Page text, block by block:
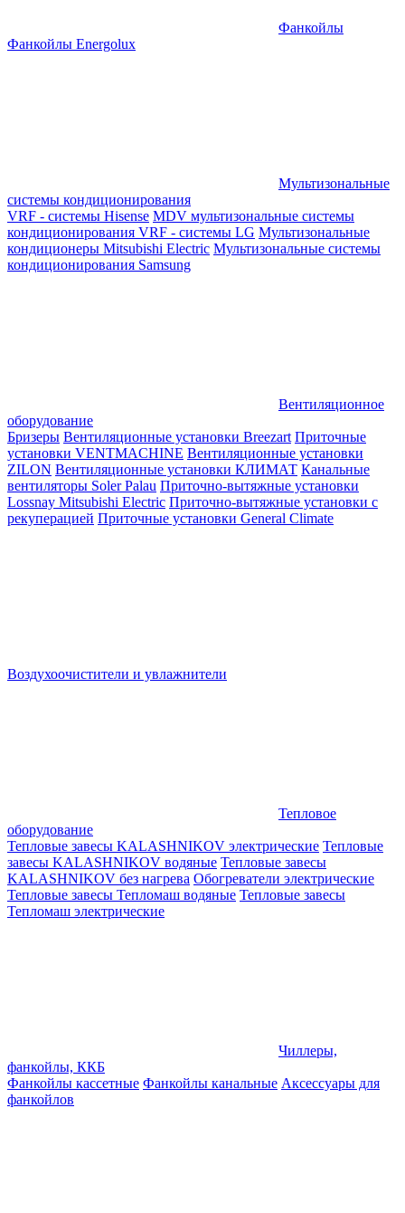
Фанкойлы
Фанкойлы Energolux
Мультизональные
системы кондиционирования
VRF - системы Hisense MDV мультизональные системы
кондиционирования VRF - системы LG Мультизональные
кондиционеры Mitsubishi Electric Мультизональные системы
кондиционирования Samsung
Вентиляционное
оборудование
Бризеры Вентиляционные установки Breezart Приточные
установки VENTMACHINE Вентиляционные установки
ZILON Вентиляционные установки КЛИМАТ Канальные
вентиляторы Soler Palau Приточно-вытяжные установки
Lossnay Mitsubishi Electric Приточно-вытяжные установки с
рекуперацией Приточные установки General Climate
Воздухоочистители и увлажнители
Тепловое
оборудование
Тепловые завесы KALASHNIKOV электрические Тепловые
завесы KALASHNIKOV водяные Тепловые завесы
KALASHNIKOV без нагрева Обогреватели электрические
Тепловые завесы Тепломаш водяные Тепловые завесы
Тепломаш электрические
Чиллеры,
фанкойлы, ККБ
Фанкойлы кассетные Фанкойлы канальные Аксессуары для
фанкойлов